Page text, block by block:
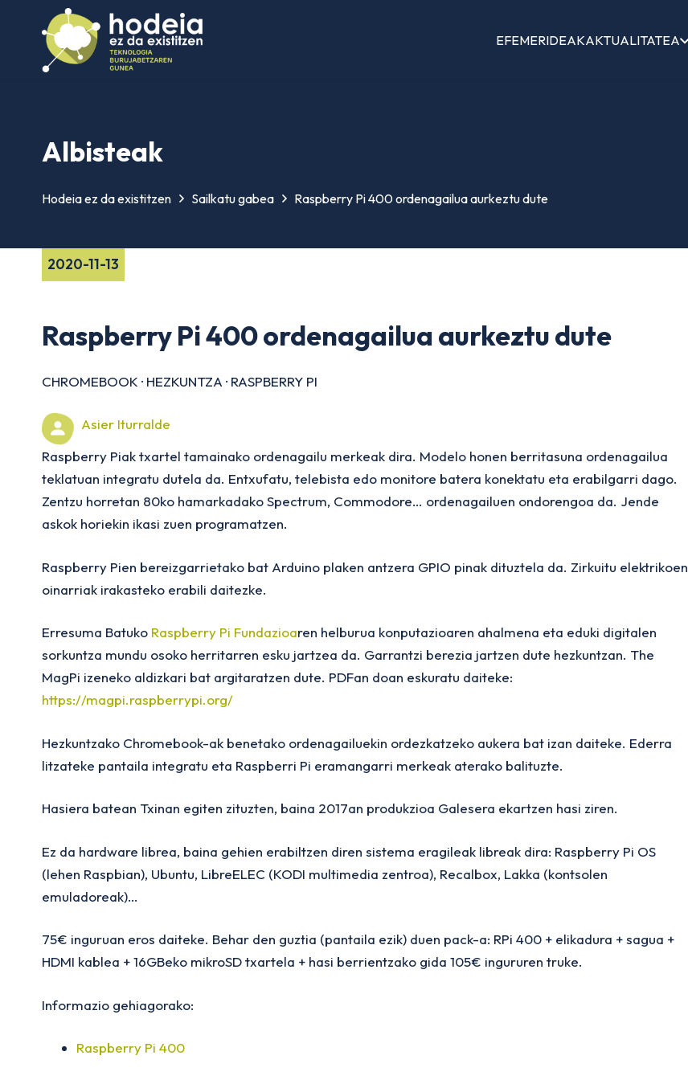
EFEMERIDEAKAKTUALITATEA
Albisteak
Hodeia ez da existitzen Sailkatu gabea Raspberry Pi 400 ordenagailua aurkeztu dute
2020-11-13
Raspberry Pi 400 ordenagailua aurkeztu dute
CHROMEBOOK · HEZKUNTZA · RASPBERRY PI
Asier Iturralde
Raspberry Piak txartel tamainako ordenagailu merkeak dira. Modelo honen berritasuna ordenagailua
teklatuan integratu dutela da. Entxufatu, telebista edo monitore batera konektatu eta erabilgarri dago.
Zentzu horretan 80ko hamarkadako Spectrum, Commodore… ordenagailuen ondorengoa da. Jende
askok horiekin ikasi zuen programatzen.
Raspberry Pien bereizgarrietako bat Arduino plaken antzera GPIO pinak dituztela da. Zirkuitu elektrikoen
oinarriak irakasteko erabili daitezke.
Erresuma Batuko Raspberry Pi Fundazioaren helburua konputazioaren ahalmena eta eduki digitalen
sorkuntza mundu osoko herritarren esku jartzea da. Garrantzi berezia jartzen dute hezkuntzan. The
MagPi izeneko aldizkari bat argitaratzen dute. PDFan doan eskuratu daiteke:
https://magpi.raspberrypi.org/
Hezkuntzako Chromebook-ak benetako ordenagailuekin ordezkatzeko aukera bat izan daiteke. Ederra
litzateke pantaila integratu eta Raspberri Pi eramangarri merkeak aterako balituzte.
Hasiera batean Txinan egiten zituzten, baina 2017an produkzioa Galesera ekartzen hasi ziren.
Ez da hardware librea, baina gehien erabiltzen diren sistema eragileak libreak dira: Raspberry Pi OS
(lehen Raspbian), Ubuntu, LibreELEC (KODI multimedia zentroa), Recalbox, Lakka (kontsolen
emuladoreak)…
75€ inguruan eros daiteke. Behar den guztia (pantaila ezik) duen pack-a: RPi 400 + elikadura + sagua +
HDMI kablea + 16GBeko mikroSD txartela + hasi berrientzako gida 105€ ingururen truke.
Informazio gehiagorako:
Raspberry Pi 400